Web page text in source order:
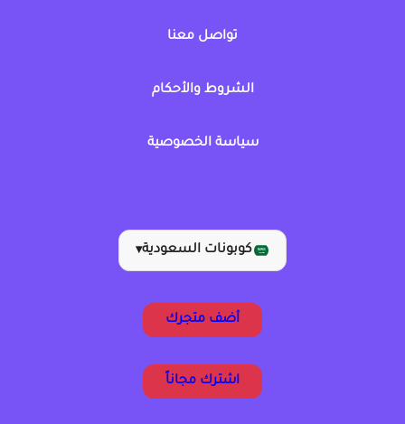
تواصل معنا
الشروط والأحكام
سياسة الخصوصية
كوبونات السعودية▾
أضف متجرك
اشترك مجاناً